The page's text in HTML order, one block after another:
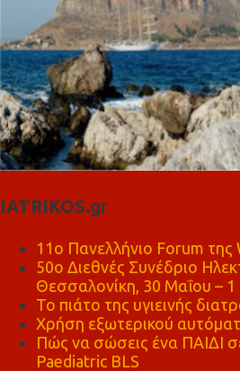
IATRIKOS.gr
11ο Πανελλήνιο Forum της
50ο Διεθνές Συνέδριο
Θεσσαλονίκη, 30 Μαΐου – 1
Το πιάτο της υγιεινής
Χρήση εξωτερικού
Πώς να σώσεις ένα ΠΑΙΔΙ
Paediatric BLS